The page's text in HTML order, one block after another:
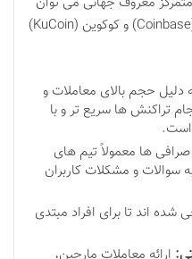
به بایننس (Binance)، کوین بیس (Coinbase) و کوکوین (KuCoin)
دلیل حجم بالای معاملات و
تراکنش ها سریع تر و با
است.
ها معمولاً تیم های
سوالات و مشکلات کاربران
شده اند تا برای افراد مبتدی